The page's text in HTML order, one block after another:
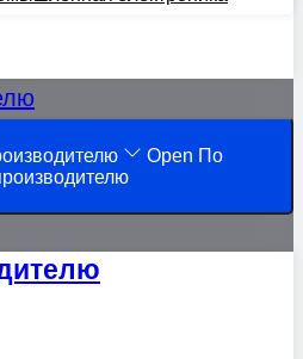
Open По